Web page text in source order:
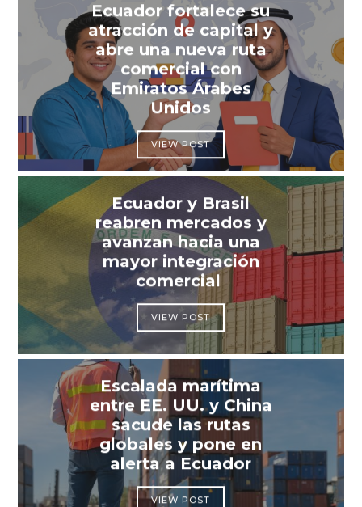
Ecuador fortalece su
atracción de capital y
abre una nueva ruta
comercial con
Emiratos Árabes
Unidos
VIEW POST
Ecuador y Brasil
reabren mercados y
avanzan hacia una
mayor integración
comercial
VIEW POST
Escalada marítima
entre EE. UU. y China
sacude las rutas
globales y pone en
alerta a Ecuador
VIEW POST